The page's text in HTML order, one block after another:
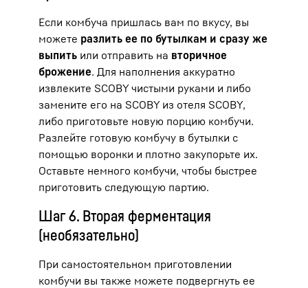
Если комбуча пришлась вам по вкусу, вы
можете разлить ее по бутылкам и сразу же
выпить или отправить на вторичное
брожение. Для наполнения аккуратно
извлеките SCOBY чистыми руками и либо
замените его на SCOBY из отеля SCOBY,
либо приготовьте новую порцию комбучи.
Разлейте готовую комбучу в бутылки с
помощью воронки и плотно закупорьте их.
Оставьте немного комбучи, чтобы быстрее
приготовить следующую партию.
Шаг 6. Вторая ферментация
(необязательно)
При самостоятельном приготовлении
комбучи вы также можете подвергнуть ее